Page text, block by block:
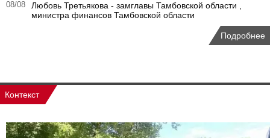
08/08
Любовь Третьякова - замглавы Тамбовской области ,
министра финансов Тамбовской области
Подробнее
Контекст